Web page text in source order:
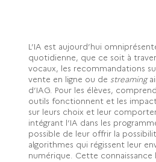
L’IA est aujourd’hui
quotidienne, que ce soit à
vocaux, les recommandations
vente en ligne ou de streaming
d’IAG. Pour les élèves,
outils fonctionnent et les
sur leurs choix et leur
intégrant l’IA dans les
possible de leur offrir la
algorithmes qui régissent leur
numérique. Cette